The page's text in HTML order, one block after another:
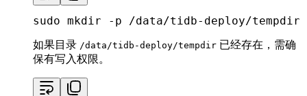
sudo mkdir -p /data/tidb-deploy/tempdir
如果目录 /data/tidb-deploy/tempdir 已经存在，需确
保有写入权限。